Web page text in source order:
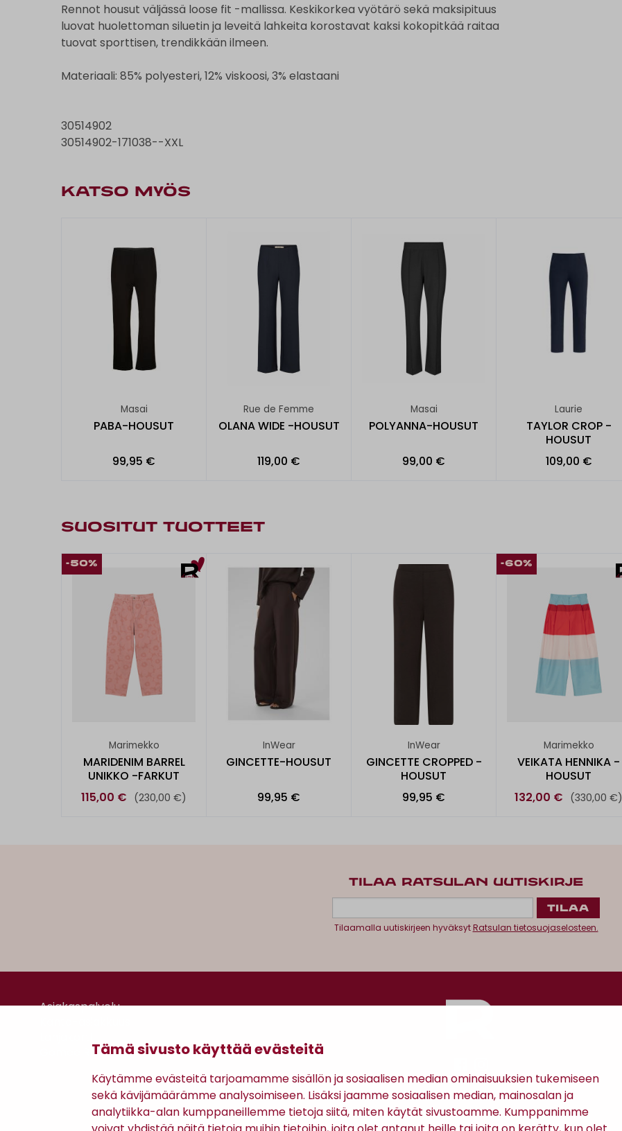
Tämä sivusto käyttää evästeitä
Käytämme evästeitä tarjoamamme sisällön ja sosiaalisen median ominaisuuksien tukemiseen
sekä kävijämäärämme analysoimiseen. Lisäksi jaamme sosiaalisen median, mainosalan ja
analytiikka-alan kumppaneillemme tietoja siitä, miten käytät sivustoamme. Kumppanimme
Rennot housut väljässä loose fit -mallissa. Keskikorkea vyötärö sekä maksipituus
luovat huolettoman siluetin ja leveitä lahkeita korostavat kaksi kokopitkää raitaa
tuovat sporttisen, trendikkään ilmeen.
Materiaali: 85% polyesteri, 12% viskoosi, 3% elastaani
30514902
30514902-171038--XXL
KATSO MYÖS
Masai
PABA-HOUSUT
99,95 €
Rue de Femme
OLANA WIDE -HOUSUT
119,00 €
Masai
POLYANNA-HOUSUT
99,00 €
Laurie
TAYLOR CROP -
HOUSUT
109,00 €
SUOSITUT TUOTTEET
-50%
Marimekko
MARIDENIM BARREL
UNIKKO -FARKUT
115,00 € (230,00 €)
InWear
GINCETTE-HOUSUT
99,95 €
InWear
GINCETTE CROPPED -
HOUSUT
99,95 €
-60%
Marimekko
VEIKATA HENNIKA -
HOUSUT
132,00 € (330,00 €)
TILAA RATSULAN UUTISKIRJE
Tilaamalla uutiskirjeen hyväksytRatsulan tietosuojaselosteen.
Asiakaspalvelu
Gomee Ratsula Café
Antinkatu 17, 28100 Pori